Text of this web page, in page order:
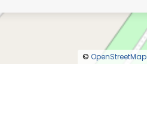
© OpenStreetMap